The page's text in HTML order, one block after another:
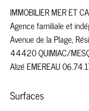
IMMOBILIER MER ET
Agence familiale et
Avenue de la Plage,
44420 QUIMIAC/
Alizé EMEREAU
Surfaces